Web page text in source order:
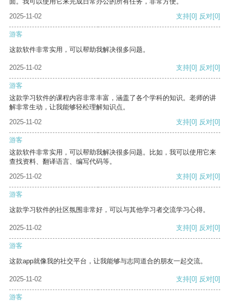
2025-11-02
支持[0] 反对[0]
游客
这款软件非常实用，可以帮助我解决很多问题。
2025-11-02 支持[0] 反对[0]
游客
这款学习软件的课程内容非常丰富，涵盖了各个学科的知识。老师的讲
解非常生动，让我能够轻松理解知识点。
2025-11-02
支持[0] 反对[0]
游客
这款软件非常实用，可以帮助我解决很多问题。比如，我可以使用它来
查找资料、翻译语言、编写代码等。
2025-11-02
支持[0] 反对[0]
游客
这款学习软件的社区氛围非常好，可以与其他学习者交流学习心得。
2025-11-02 支持[0] 反对[0]
游客
这款app就像我的社交平台，让我能够与志同道合的朋友一起交流。
2025-11-02 支持[0] 反对[0]
游客